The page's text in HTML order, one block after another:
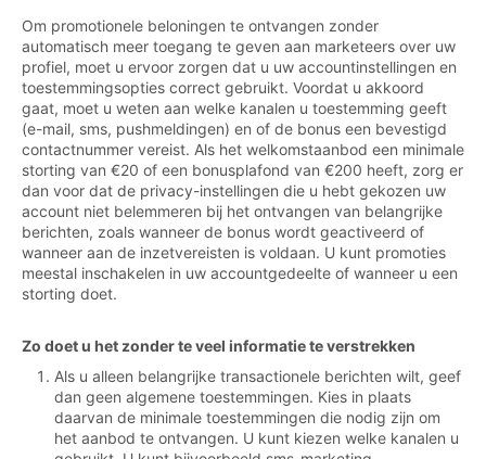
Om promotionele beloningen te ontvangen zonder
automatisch meer toegang te geven aan marketeers over uw
profiel, moet u ervoor zorgen dat u uw accountinstellingen en
toestemmingsopties correct gebruikt. Voordat u akkoord
gaat, moet u weten aan welke kanalen u toestemming geeft
(e-mail, sms, pushmeldingen) en of de bonus een bevestigd
contactnummer vereist. Als het welkomstaanbod een minimale
storting van €20 of een bonusplafond van €200 heeft, zorg er
dan voor dat de privacy-instellingen die u hebt gekozen uw
account niet belemmeren bij het ontvangen van belangrijke
berichten, zoals wanneer de bonus wordt geactiveerd of
wanneer aan de inzetvereisten is voldaan. U kunt promoties
meestal inschakelen in uw accountgedeelte of wanneer u een
storting doet.
Zo doet u het zonder te veel informatie te verstrekken
Als u alleen belangrijke transactionele berichten wilt, geef
dan geen algemene toestemmingen. Kies in plaats
daarvan de minimale toestemmingen die nodig zijn om
het aanbod te ontvangen. U kunt kiezen welke kanalen u